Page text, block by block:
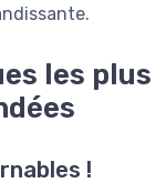
les plus
!